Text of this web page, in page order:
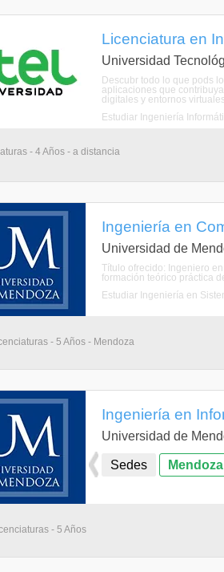
Licenciatura en
Universidad
Descubr todo lo que pods
aplicaciones que
digitales y entornos
Estudiar Ingeniería
- 4 Años - a distancia
Ingeniería en
Universidad de
Título ofrecido: Ingeniero
formación teórico práctica
Estudiar Ingeniería en
- 5 Años - Mendoza
Ingeniería en
Universidad de
Sedes
- 5 Años